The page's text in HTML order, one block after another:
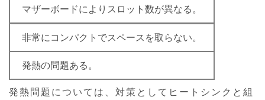
マザーボードによりスロット数が異なる。
非常にコンパクトでスペースを取らない。
発熱の問題ある。
発熱問題については、対策としてヒートシンクと組